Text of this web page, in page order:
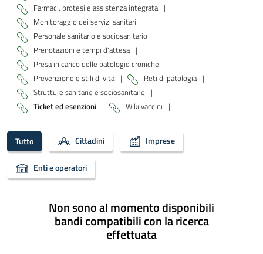
Farmaci, protesi e assistenza integrata |
Monitoraggio dei servizi sanitari |
Personale sanitario e sociosanitario |
Prenotazioni e tempi d'attesa |
Presa in carico delle patologie croniche |
Prevenzione e stili di vita | Reti di patologia |
Strutture sanitarie e sociosanitarie |
Ticket ed esenzioni | Wiki vaccini |
Tutto Cittadini Imprese
Enti e operatori
Non sono al momento disponibili
bandi compatibili con la ricerca
effettuata